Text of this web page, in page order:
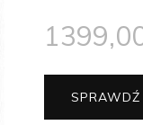
SPRAWDŹ